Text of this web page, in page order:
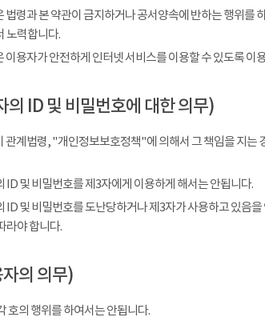
령과 본 약관이 금지하거나 공서양속에 반하는 행위를
노력합니다.
용자가 안전하게 인터넷 서비스를 이용할 수 있도록
의 ID 및 비밀번호에 대한 의무)
계법령, "개인정보보호정책"에 의해서 그 책임을 지는
ID 및 비밀번호를 제3자에게 이용하게 해서는 안됩니다.
ID 및 비밀번호를 도난당하거나 제3자가 사용하고 있
라야 합니다.
의 의무)
호의 행위를 하여서는 안됩니다.